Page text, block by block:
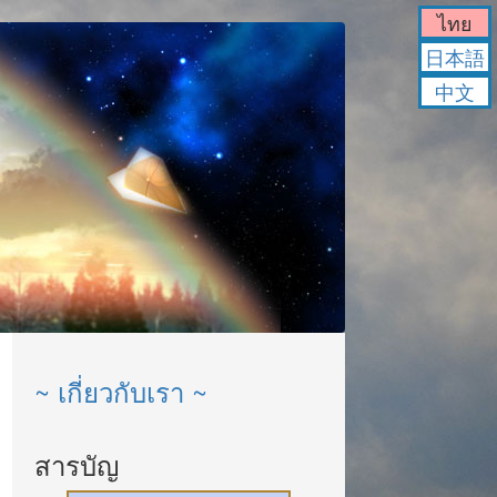
~ เกี่ยวกับเรา ~
สารบัญ
ไทย
日本語
中文